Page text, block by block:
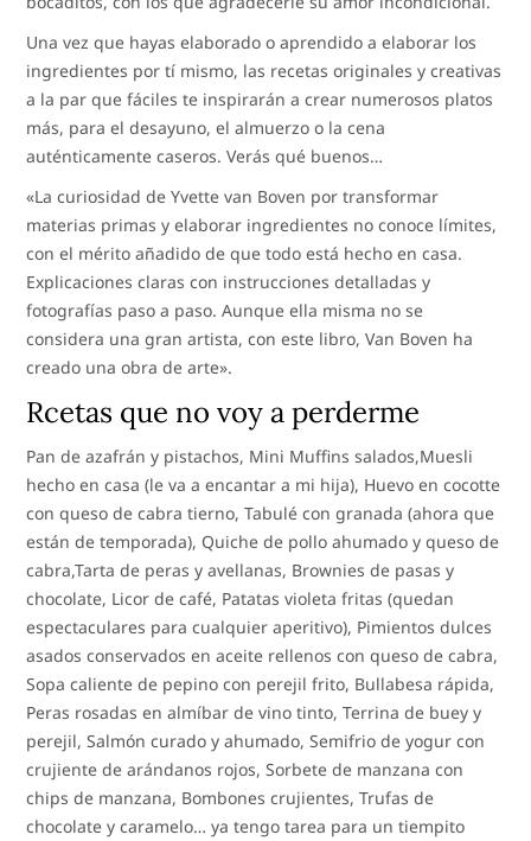
Una vez que hayas elaborado o aprendido a elaborar los
ingredientes por tí mismo, las recetas originales y creativas
a la par que fáciles te inspirarán a crear numerosos platos
más, para el desayuno, el almuerzo o la cena
auténticamente caseros. Verás qué buenos…
«La curiosidad de Yvette van Boven por transformar
materias primas y elaborar ingredientes no conoce límites,
con el mérito añadido de que todo está hecho en casa.
Explicaciones claras con instrucciones detalladas y
fotografías paso a paso. Aunque ella misma no se
considera una gran artista, con este libro, Van Boven ha
creado una obra de arte».
Rcetas que no voy a perderme
Pan de azafrán y pistachos, Mini Muffins salados,Muesli
hecho en casa (le va a encantar a mi hija), Huevo en cocotte
con queso de cabra tierno, Tabulé con granada (ahora que
están de temporada), Quiche de pollo ahumado y queso de
cabra,Tarta de peras y avellanas, Brownies de pasas y
chocolate, Licor de café, Patatas violeta fritas (quedan
espectaculares para cualquier aperitivo), Pimientos dulces
asados conservados en aceite rellenos con queso de cabra,
Sopa caliente de pepino con perejil frito, Bullabesa rápida,
Peras rosadas en almíbar de vino tinto, Terrina de buey y
perejil, Salmón curado y ahumado, Semifrio de yogur con
crujiente de arándanos rojos, Sorbete de manzana con
chips de manzana, Bombones crujientes, Trufas de
chocolate y caramelo… ya tengo tarea para un tiempito